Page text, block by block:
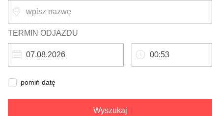
TERMIN ODJAZDU
pomiń datę
Wyszukaj